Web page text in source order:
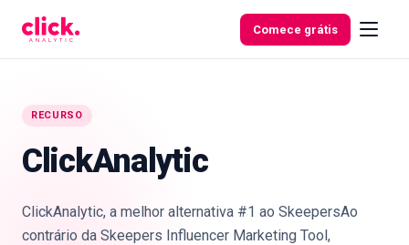
Comece grátis
Funcionalidades
gratuitas
RECURSO
ClickAnalytic
ClickAnalytic, a melhor alternativa #1 ao SkeepersAo
contrário da Skeepers Influencer Marketing Tool,